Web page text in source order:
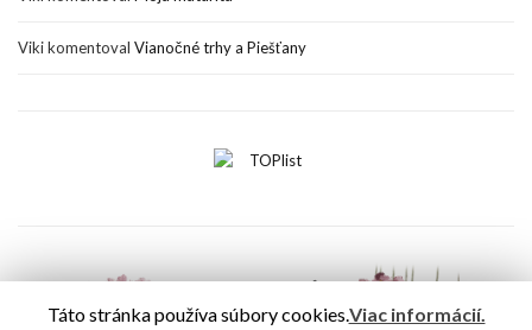
Vikikomentoval Vianočné trhy a Piešťany
Táto stránka používa súbory cookies.Viac informácií.